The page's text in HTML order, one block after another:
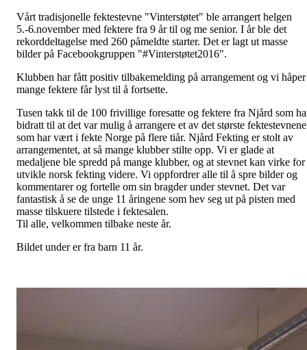
Vårt tradisjonelle fektestevne "Vinterstøtet" ble arrangert helgen
5.-6.november med fektere fra 9 år til og me senior. I år ble det
rekorddeltagelse med 260 påmeldte starter. Det er lagt ut masse
bilder på Facebookgruppen "#Vinterstøtet2016".
Klubben har fått positiv tilbakemelding på arrangement og vi håper
mange fektere får lyst til å fortsette.
Tusen takk til de 100 frivillige foresatte og fektere fra Njård som
bidratt til at det var mulig å arrangere et av det største fektestevnene
som har vært i fekte Norge på flere tiår. Njård Fekting er stolt av
arrangementet, at så mange klubber stilte opp. Vi er glade at
medaljene ble spredd på mange klubber, og at stevnet kan virke for
utvikle norsk fekting videre. Vi oppfordrer alle til å spre bilder og
kommentarer og fortelle om sin bragder under stevnet. Det var
fantastisk å se de unge 11 åringene som hev seg ut på pisten med
masse tilskuere tilstede i fektesalen.
Til alle, velkommen tilbake neste år.
Bildet under er fra barn 11 år.